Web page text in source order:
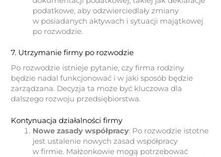
podatkowe, aby odzwierciedlały zmiany
w posiadanych aktywach i sytuacji majątkowej
po rozwodzie.
7. Utrzymanie firmy po rozwodzie
Po rozwodzie istnieje pytanie, czy firma rodziny
będzie nadal funkcjonować i w jaki sposób będzie
zarządzana. Decyzja ta może być kluczowa dla
dalszego rozwoju przedsiębiorstwa.
Kontynuacja działalności firmy
Nowe zasady współpracy: Po rozwodzie istotne
jest ustalenie nowych zasad współpracy
w firmie. Małżonkowie mogą potrzebować